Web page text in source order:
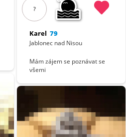
?
Karel 79
Jablonec nad Nisou
Mám zájem se poznávat se
všemi